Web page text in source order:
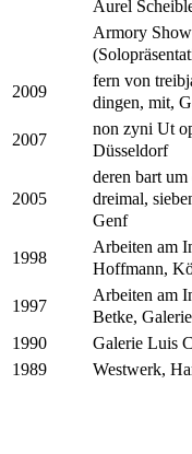
Aurel
Armory
2009
fern von
dingen, mit,
2007
non zyni Ut
Düsseldorf
2005
deren bart
dreimal,
Genf
1998
Arbeiten am
Hoffmann,
1997
Arbeiten am
Betke,
1990 Galerie Luis
1989 Westwerk,